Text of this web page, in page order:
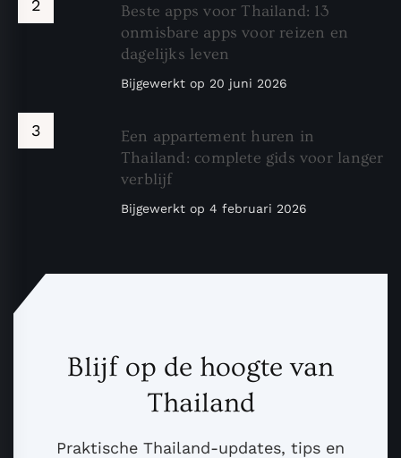
Beste apps voor Thailand: 13
onmisbare apps voor reizen en
dagelijks leven
Bijgewerkt op 20 juni 2026
Een appartement huren in
Thailand: complete gids voor langer
verblijf
Bijgewerkt op 4 februari 2026
Blijf op de hoogte van
Thailand
Praktische Thailand-updates, tips en